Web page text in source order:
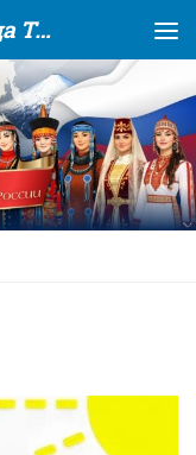
МБОУ ОШ «Горизонт» города Тюмени